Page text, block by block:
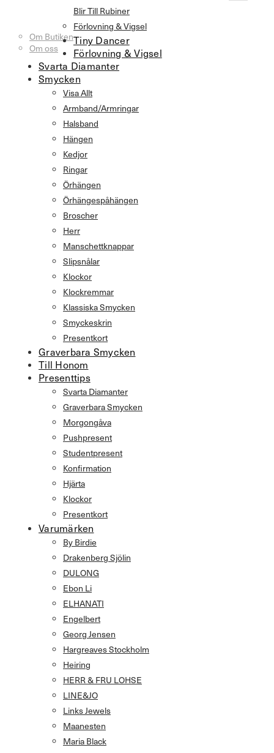
Om Butiken
Om oss
Blir Till Rubiner
Förlovning & Vigsel
Tiny Dancer
Förlovning & Vigsel
Svarta Diamanter
Smycken
Visa Allt
Armband/Armringar
Halsband
Hängen
Kedjor
Ringar
Örhängen
Örhängespåhängen
Broscher
Herr
Manschettknappar
Slipsnålar
Klockor
Klockremmar
Klassiska Smycken
Smyckeskrin
Presentkort
Graverbara Smycken
Till Honom
Presenttips
Svarta Diamanter
Graverbara Smycken
Morgongåva
Pushpresent
Studentpresent
Konfirmation
Hjärta
Klockor
Presentkort
Varumärken
By Birdie
Drakenberg Sjölin
DULONG
Ebon Li
ELHANATI
Engelbert
Georg Jensen
Hargreaves Stockholm
Heiring
HERR & FRU LOHSE
LINE&JO
Links Jewels
Maanesten
Maria Black